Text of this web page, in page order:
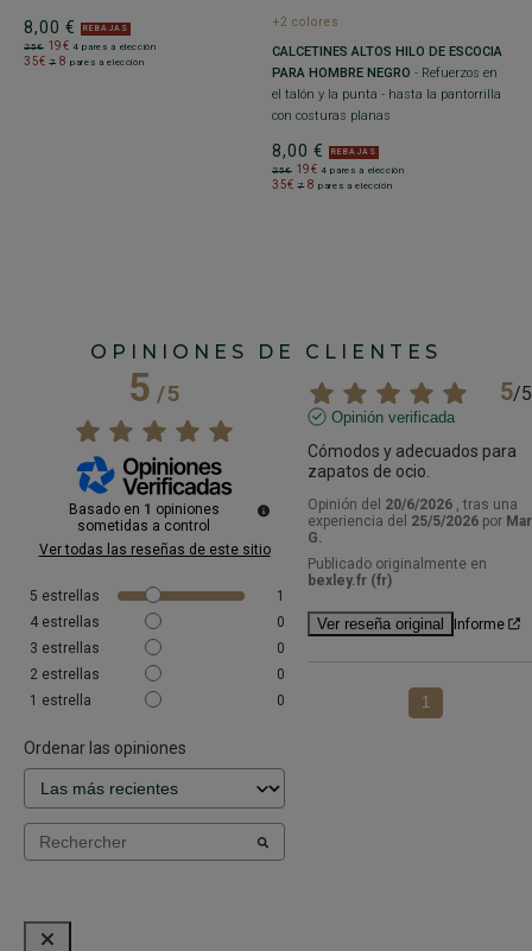
8,00 € REBAJAS
25€ 19€ 4 pares a elección
35€ 7 8 pares a elección
+2 colores
CALCETINES ALTOS HILO DE ESCOCIA
PARA HOMBRE NEGRO - Refuerzos en
el talón y la punta - hasta la pantorrilla
con costuras planas
8,00 € REBAJAS
25€ 19€ 4 pares a elección
35€ 7 8 pares a elección
OPINIONES DE CLIENTES
5/5
Basado en 1 opiniones
sometidas a control
Ver todas las reseñas de este sitio
5 estrellas
1
4 estrellas
0
3 estrellas
0
2 estrellas
0
1 estrella 0
Ordenar las opiniones
5/5
Opinión verificada
Cómodos y adecuados para
zapatos de ocio.
Opinión del 20/6/2026 , tras una
experiencia del 25/5/2026 por
G.
Publicado originalmente en
bexley.fr (fr)
Ver reseña original Informe
1